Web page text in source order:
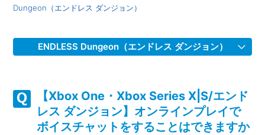
Dungeon（エンドレス ダンジョン）
ENDLESS Dungeon（エンドレス ダンジョン）
Steam／Epic Games Store 版の問い合わせ先はどこですか
【Xbox One・Xbox Series X|S/エンドレス ダンジョン】シ
【Xbox One・Xbox Series X|S/エンド
レス ダンジョン】オンラインプレイで
ボイスチャットをすることはできますか